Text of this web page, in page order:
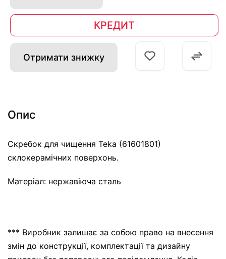
КРЕДИТ
Отримати знижку
Опис
Скребок для чищення Teka (61601801)
склокерамічних поверхонь.
Матеріал: нержавіюча сталь
*** Виробник залишає за собою право на внесення
змін до конструкції, комплектації та дизайну